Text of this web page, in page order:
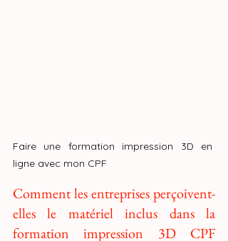
Faire une formation impression 3D en
ligne avec mon CPF
Comment les entreprises perçoivent-
elles le matériel inclus dans la
formation impression 3D CPF